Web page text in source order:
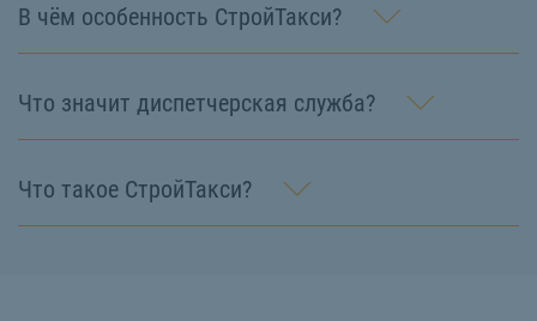
В чём особенность СтройТакси?
Что значит диспетчерская служба?
Что такое СтройТакси?